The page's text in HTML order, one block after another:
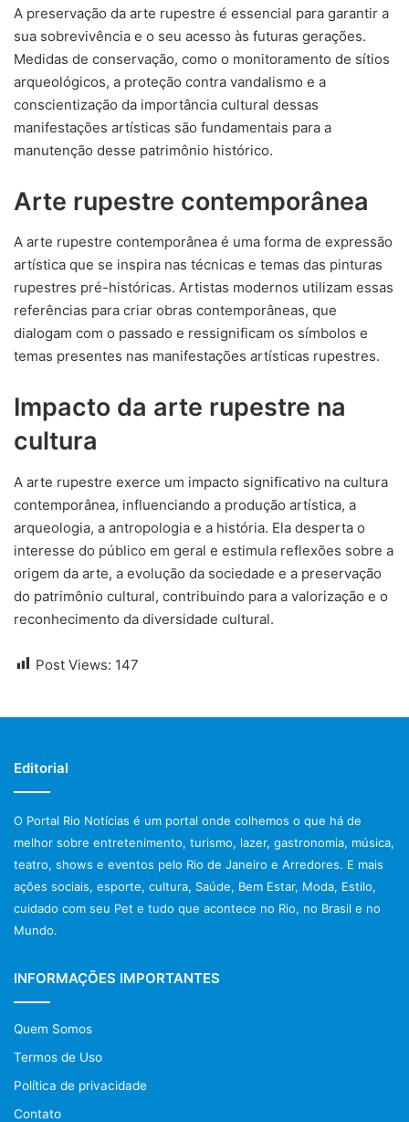
A preservação da arte rupestre é essencial para garantir a
sua sobrevivência e o seu acesso às futuras gerações.
Medidas de conservação, como o monitoramento de sítios
arqueológicos, a proteção contra vandalismo e a
conscientização da importância cultural dessas
manifestações artísticas são fundamentais para a
manutenção desse patrimônio histórico.
Arte rupestre contemporânea
A arte rupestre contemporânea é uma forma de expressão
artística que se inspira nas técnicas e temas das pinturas
rupestres pré-históricas. Artistas modernos utilizam essas
referências para criar obras contemporâneas, que
dialogam com o passado e ressignificam os símbolos e
temas presentes nas manifestações artísticas rupestres.
Impacto da arte rupestre na
cultura
A arte rupestre exerce um impacto significativo na cultura
contemporânea, influenciando a produção artística, a
arqueologia, a antropologia e a história. Ela desperta o
interesse do público em geral e estimula reflexões sobre a
origem da arte, a evolução da sociedade e a preservação
do patrimônio cultural, contribuindo para a valorização e o
reconhecimento da diversidade cultural.
Post Views: 147
Editorial
O Portal Rio Notícias é um portal onde colhemos o que há de
melhor sobre entretenimento, turismo, lazer, gastronomia, música,
teatro, shows e eventos pelo Rio de Janeiro e Arredores. E mais
ações sociais, esporte, cultura, Saúde, Bem Estar, Moda, Estilo,
cuidado com seu Pet e tudo que acontece no Rio, no Brasil e no
Mundo.
INFORMAÇÕES IMPORTANTES
Quem Somos
Termos de Uso
Política de privacidade
Contato